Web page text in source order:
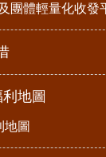
團體輕量化收發
地圖
地圖